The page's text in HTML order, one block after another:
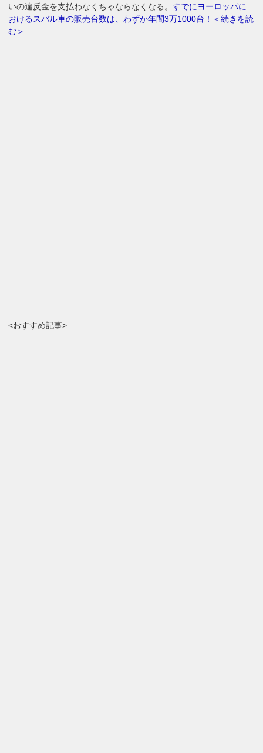
いの違反金を支払わなくちゃならなくなる。すでにヨーロッパに
おけるスバル車の販売台数は、わずか年間3万1000台！＜続きを読
む＞
<おすすめ記事>